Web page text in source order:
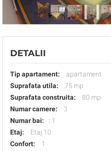
DETALII
Tip apartament:
apartament
Suprafata utila:
75 mp
Suprafata construita:
80 mp
Numar camere:
3
Numar bai:
: 1
Etaj:
Etaj 10
Confort:
1